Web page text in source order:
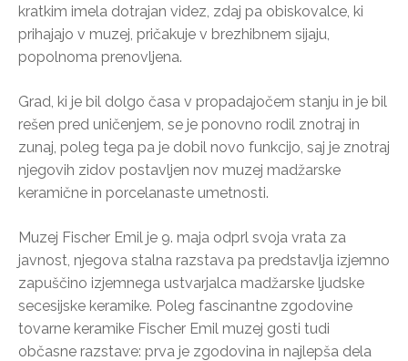
kratkim imela dotrajan videz, zdaj pa obiskovalce, ki
prihajajo v muzej, pričakuje v brezhibnem sijaju,
popolnoma prenovljena.
Grad, ki je bil dolgo časa v propadajočem stanju in je bil
rešen pred uničenjem, se je ponovno rodil znotraj in
zunaj, poleg tega pa je dobil novo funkcijo, saj je znotraj
njegovih zidov postavljen nov muzej madžarske
keramične in porcelanaste umetnosti.
Muzej Fischer Emil je 9. maja odprl svoja vrata za
javnost, njegova stalna razstava pa predstavlja izjemno
zapuščino izjemnega ustvarjalca madžarske ljudske
secesijske keramike. Poleg fascinantne zgodovine
tovarne keramike Fischer Emil muzej gosti tudi
občasne razstave: prva je zgodovina in najlepša dela